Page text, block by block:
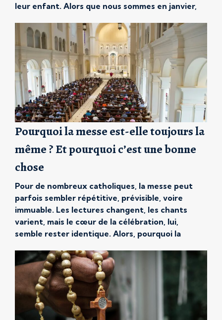
leur enfant. Alors que nous sommes en janvier,
préparatifs. Faut-il y voir un geste religieux, un
rite social, […]
Pourquoi la messe est-elle toujours la
même ? Et pourquoi c’est une bonne
chose
Pour de nombreux catholiques, la messe peut
parfois sembler répétitive, prévisible, voire
immuable. Les lectures changent, les chants
varient, mais le cœur de la célébration, lui,
semble rester identique. Alors, pourquoi la
cela n’est-il pas un défaut, mais au contraire une
force ? En réalité, cette stabilité […]